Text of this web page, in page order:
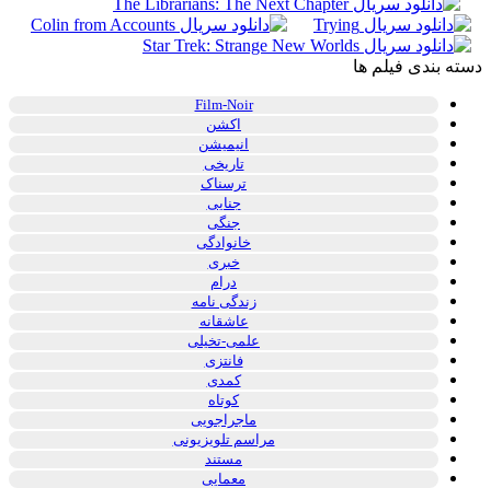
دسته بندی فیلم ها
Film-Noir
اکشن
انیمیشن
تاریخی
ترسناک
جنایی
جنگی
خانوادگی
خبری
درام
زندگی نامه
عاشقانه
علمی-تخیلی
فانتزی
کمدی
کوتاه
ماجراجویی
مراسم تلویزیونی
مستند
معمایی